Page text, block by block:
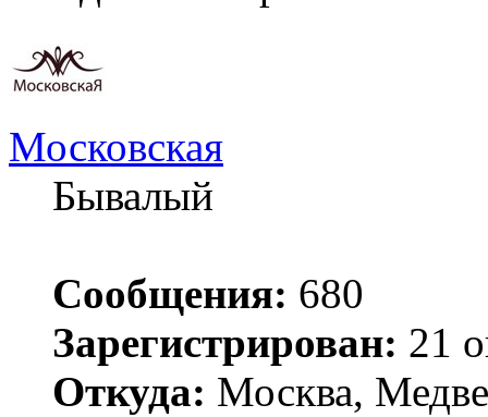
Московская
Бывалый
Сообщения: 680
Зарегистрирован: 21
Откуда: Москва,